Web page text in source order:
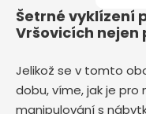
Šetrné vyklízení
Vršovicích nejen
Jelikož se v tomto
dobu, víme, jak je
manipulování s